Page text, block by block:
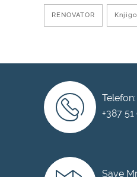
RENOVATOR
Telefon:
+387
Save